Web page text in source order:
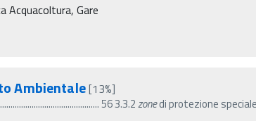
Acquacoltura, Gare
Ambientale[13%]
56 3.3.2zonedi protezione speciale